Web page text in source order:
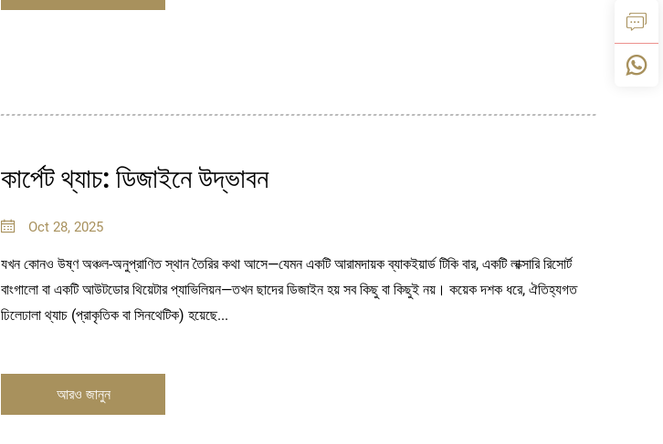
কার্পেট থ্যাচ: ডিজাইনে উদ্ভাবন
Oct 28, 2025
যখন কোনও উষ্ণ অঞ্চল-অনুপ্রাণিত স্থান তৈরির কথা আসে—যেমন একটি আরামদায়ক ব্যাকইয়ার্ড টিকি বার, একটি লাক্সারি রিসোর্ট
বাংগালো বা একটি আউটডোর থিয়েটার প্যাভিলিয়ন—তখন ছাদের ডিজাইন হয় সব কিছু বা কিছুই নয়। কয়েক দশক ধরে, ঐতিহ্যগত
ঢিলেঢালা থ্যাচ (প্রাকৃতিক বা সিনথেটিক) হয়েছে...
আরও জানুন